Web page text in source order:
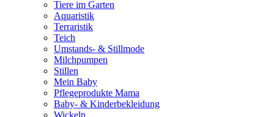
Tiere im Garten
Aquaristik
Terraristik
Teich
Umstands- & Stillmode
Milchpumpen
Stillen
Mein Baby
Pflegeprodukte Mama
Baby- & Kinderbekleidung
Wickeln